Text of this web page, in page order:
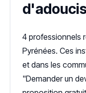
4 professionnels
Pyrénées. Ces
et dans les
"Demander un